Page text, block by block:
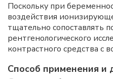
Поскольку при
воздействия
тщательно сопоставлять
рентгенологического
контрастного средства с
Способ применения и